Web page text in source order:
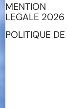
MENTION
LEGALE 2026
POLITIQUE DE